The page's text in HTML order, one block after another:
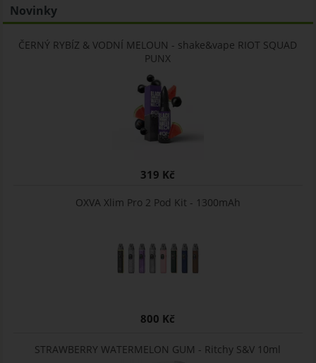
Novinky
ČERNÝ RYBÍZ & VODNÍ MELOUN - shake&vape RIOT SQUAD
PUNX
319 Kč
OXVA Xlim Pro 2 Pod Kit - 1300mAh
800 Kč
STRAWBERRY WATERMELON GUM - Ritchy S&V 10ml